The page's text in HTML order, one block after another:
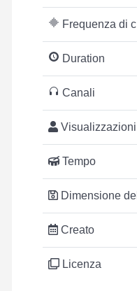
Frequenza di campionamento
Duration
Canali
Visualizzazioni
Tempo
Dimensione del file
Creato
Licenza